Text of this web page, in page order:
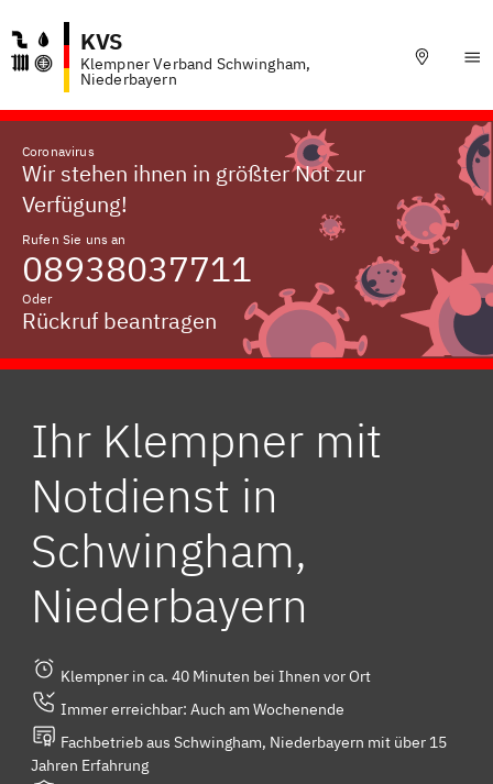
KVS
Klempner Verband Schwingham,
Niederbayern
Coronavirus
Wir stehen ihnen in größter Not zur
Verfügung!
Rufen Sie uns an
08938037711
Oder
Rückruf beantragen
Ihr Klempner mit
Notdienst in
Schwingham,
Niederbayern
Klempner in ca. 40 Minuten bei Ihnen vor Ort
Immer erreichbar: Auch am Wochenende
Fachbetrieb aus Schwingham, Niederbayern mit über 15
Jahren Erfahrung